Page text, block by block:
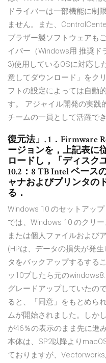
ドライバーは一部機能に制
ません。また、
ブラザー製ソフトウェアも
イバー（Windows用 推奨ド
3)使用しているOSに対応し
意してダウンロード」をク
フトの設定によっては自動
す。 アジャイル開発の実践
チームの一員として活躍で
復元法」. 1．Firmware
ージョンを，上記表に
ロードし，「ディスク
10.2：8 TB Intel ベース
ャナおよびプリンタの
る．
Windows 10 のセットアッ
では、Windows 10 のクリ
または個人ファイルおよび
(HPは、データの損失が発
タをバックアップするする
ッ10プしたら元の
グレードアップしていたの
ると、「同意」をもとめら
ムが開始されました。しか
が46％の表示のまま先に進
本体は、SP2以降より
ておりますが、